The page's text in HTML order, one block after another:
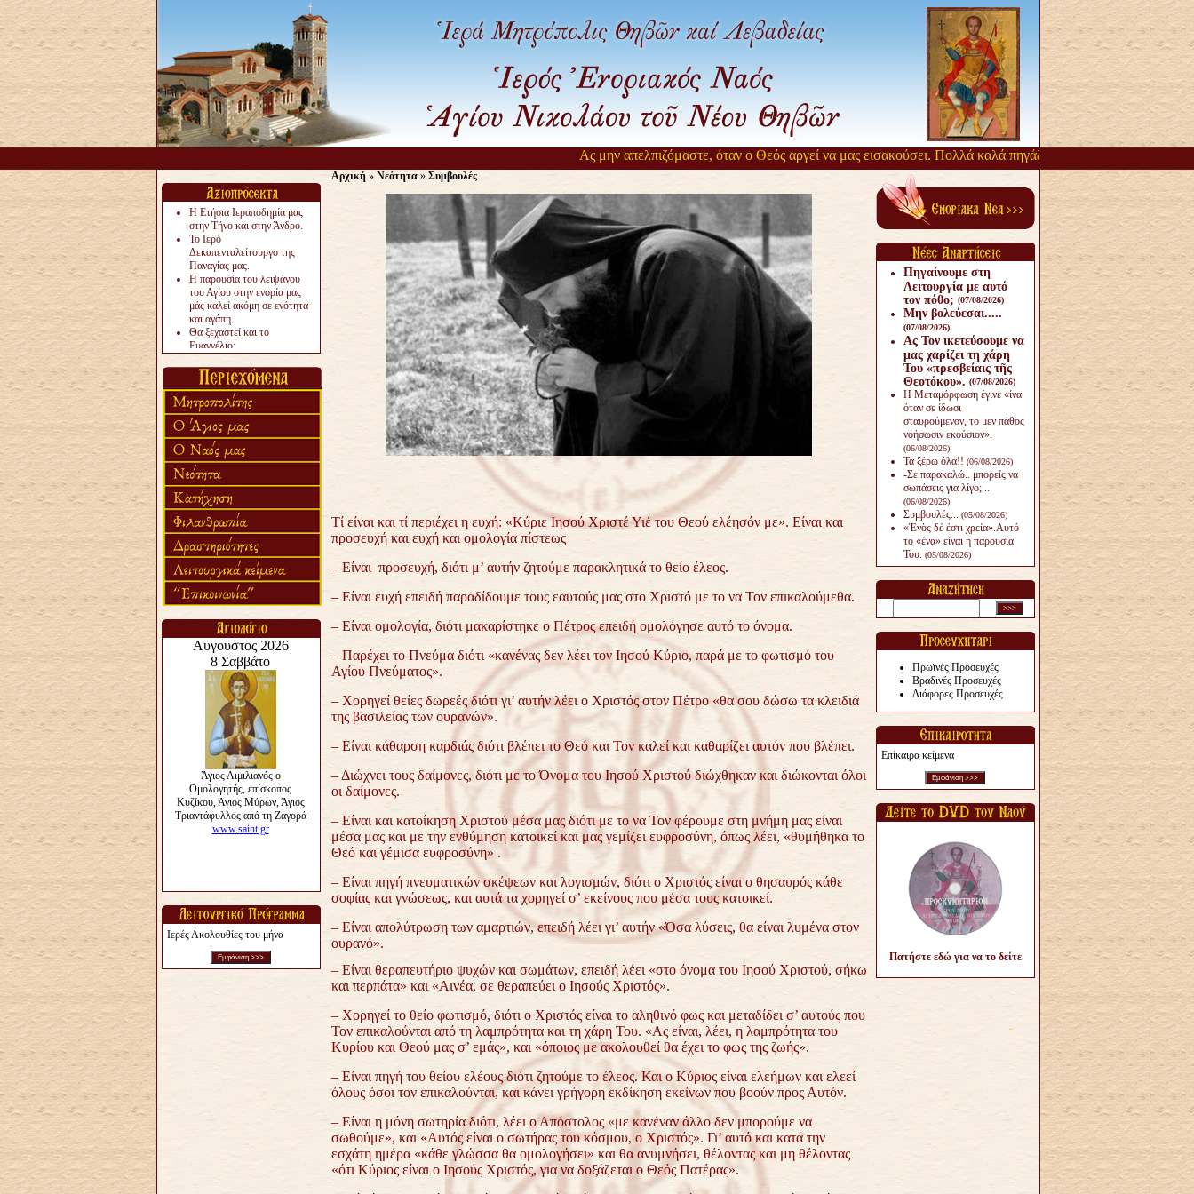
Ας μην απελπιζόμαστε, όταν ο Θεός αργεί να μας εισακούσει. Πολλά καλά πηγάζουν, από την αργοπορία αυτή.
Η Ετήσια Ιεραποδημία μας
στην Τήνο και στην Άνδρο.
Το Ιερό
Δεκαπενταλείτουργο της
Παναγίας μας.
Η παρουσία του λειψάνου
του Αγίου στην ενορία μας
μάς καλεί ακόμη σε ενότητα
και αγάπη.
Θα ξεχαστεί και το
Ευαγγέλιο;
«πολύ αργά».
Ζητείται....
Ιερές Ακολουθίες του μήνα
Αρχική» Νεότητα» Συμβουλές
Τί είναι και τί περιέχει η ευχή: «Κύριε Ιησού Χριστέ Υιέ του Θεού ελέησόν με». Είναι και
προσευχή και ευχή και ομολογία πίστεως
– Είναι προσευχή, διότι μ’ αυτήν ζητούμε παρακλητικά το θείο έλεος.
– Είναι ευχή επειδή παραδίδουμε τους εαυτούς μας στο Χριστό με το να Τον επικαλούμεθα.
– Είναι ομολογία, διότι μακαρίστηκε ο Πέτρος επειδή ομολόγησε αυτό το όνομα.
– Παρέχει το Πνεύμα διότι «κανένας δεν λέει τον Ιησού Κύριο, παρά με το φωτισμό του
Αγίου Πνεύματος».
– Χορηγεί θείες δωρεές διότι γι’ αυτήν λέει ο Χριστός στον Πέτρο «θα σου δώσω τα κλειδιά
της βασιλείας των ουρανών».
– Είναι κάθαρση καρδιάς διότι βλέπει το Θεό και Τον καλεί και καθαρίζει αυτόν που βλέπει.
– Διώχνει τους δαίμονες, διότι με το Όνομα του Ιησού Χριστού διώχθηκαν και διώκονται όλοι
οι δαίμονες.
– Είναι και κατοίκηση Χριστού μέσα μας διότι με το να Τον φέρουμε στη μνήμη μας είναι
μέσα μας και με την ενθύμηση κατοικεί και μας γεμίζει ευφροσύνη, όπως λέει, «θυμήθηκα το
Θεό και γέμισα ευφροσύνη» .
– Είναι πηγή πνευματικών σκέψεων και λογισμών, διότι ο Χριστός είναι ο θησαυρός κάθε
σοφίας και γνώσεως, και αυτά τα χορηγεί σ’ εκείνους που μέσα τους κατοικεί.
– Είναι απολύτρωση των αμαρτιών, επειδή λέει γι’ αυτήν «Όσα λύσεις, θα είναι λυμένα στον
ουρανό».
– Είναι θεραπευτήριο ψυχών και σωμάτων, επειδή λέει «στο όνομα του Ιησού Χριστού, σήκω
και περπάτα» και «Αινέα, σε θεραπεύει ο Ιησούς Χριστός».
– Χορηγεί το θείο φωτισμό, διότι ο Χριστός είναι το αληθινό φως και μεταδίδει σ’ αυτούς που
Τον επικαλούνται από τη λαμπρότητα και τη χάρη Του. «Ας είναι, λέει, η λαμπρότητα του
Κυρίου και Θεού μας σ’ εμάς», και «όποιος με ακολουθεί θα έχει το φως της ζωής».
– Είναι πηγή του θείου ελέους διότι ζητούμε το έλεος. Και ο Κύριος είναι ελεήμων και ελεεί
όλους όσοι τον επικαλούνται, και κάνει γρήγορη εκδίκηση εκείνων που βοούν προς Αυτόν.
– Είναι η μόνη σωτηρία διότι, λέει ο Απόστολος «με κανέναν άλλο δεν μπορούμε να
σωθούμε», και «Αυτός είναι ο σωτήρας του κόσμου, ο Χριστός». Γι’ αυτό και κατά την
εσχάτη ημέρα «κάθε γλώσσα θα ομολογήσει» και θα ανυμνήσει, θέλοντας και μη θέλοντας
«ότι Κύριος είναι ο Ιησούς Χριστός, για να δοξάζεται ο Θεός Πατέρας».
Πηγαίνουμε στη
Λειτουργία με αυτό
τον πόθο; (07/08/2026)
Μην βολεύεσαι.....
(07/08/2026)
Ας Τον ικετεύσουμε να
μας χαρίζει τη χάρη
Του «πρεσβείαις τῆς
Θεοτόκου». (07/08/2026)
Η Μεταμόρφωση έγινε «ίνα
όταν σε ίδωσι
σταυρούμενον, το μεν πάθος
νοήσωσιν εκούσιον».
(06/08/2026)
Τα ξέρω όλα!! (06/08/2026)
-Σε παρακαλώ.. μπορείς να
σωπάσεις για λίγο;...
(06/08/2026)
Συμβουλές... (05/08/2026)
«Ἑνὸς δέ ἐστι χρεία».Αυτό
το «ένα» είναι η παρουσία
Του. (05/08/2026)
Πρωϊνές Προσευχές
Βραδινές Προσευχές
Διάφορες Προσευχές
Επίκαιρα κείμενα
Πατήστε εδώ για να το δείτε